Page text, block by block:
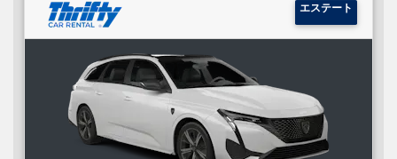
エステート